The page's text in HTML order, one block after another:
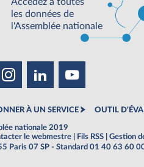
Accédez à toutes
les données de
l'Assemblée nationale
À UN SERVICE OUTIL
nationale 2019
le webmestre Fils RSS
Gestion
Paris 07 SP - Standard 01 40 63 60